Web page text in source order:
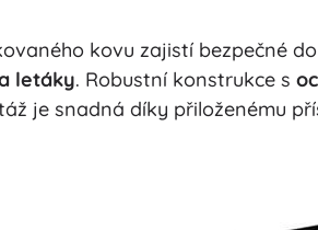
kovu zajistí bezpečné
letáky. Robustní konstrukce s
je snadná díky přiloženému